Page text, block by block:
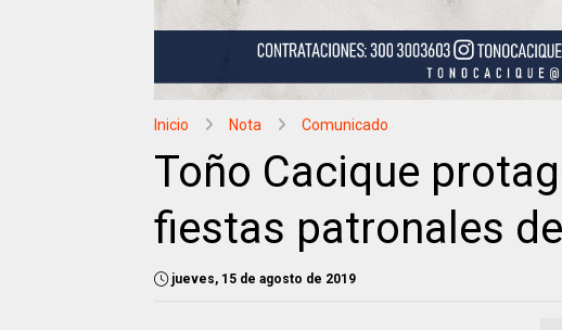
Inicio Nota Comunicado
Toño Cacique
fiestas patronales
jueves, 15 de agosto de 2019